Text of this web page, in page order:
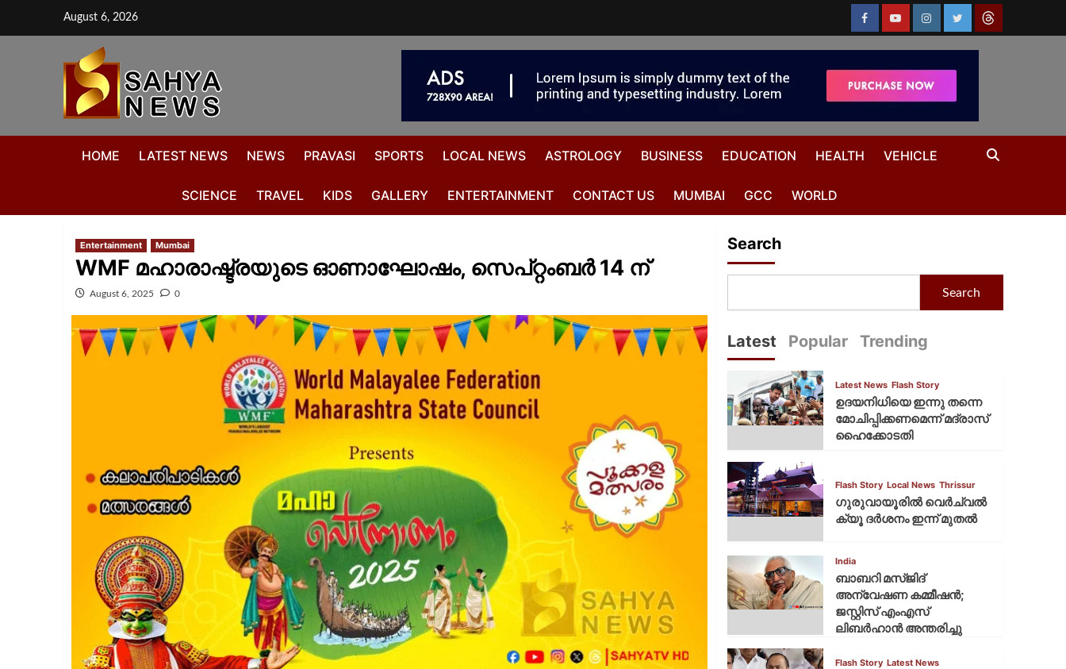
August 6, 2026
HOME LATEST NEWS NEWS PRAVASI SPORTS LOCAL NEWS ASTROLOGY BUSINESS EDUCATION HEALTH VEHICLE
SCIENCE TRAVEL KIDS GALLERY ENTERTAINMENT CONTACT US MUMBAI GCC WORLD
Entertainment Mumbai
WMF മഹാരാഷ്ട്രയുടെ ഓണാഘോഷം, സെപ്റ്റംബർ 14 ന്
August 6, 2025 0
Search
Search
Latest Popular Trending
Latest News Flash Story
ഉദയനിധിയെ ഇന്നു തന്നെ
മോചിപ്പിക്കണമെന്ന് മദ്രാസ്
ഹൈക്കോടതി
Flash Story Local News Thrissur
ഗുരുവായൂരില്‍ വെര്‍ച്വല്‍
ക്യൂ ദര്‍ശനം ഇന്ന് മുതല്‍
India
ബാബറി മസ്ജിദ്
അന്വേഷണ കമ്മീഷന്‍;
ജസ്റ്റിസ് എംഎസ്
ലിബര്‍ഹാന്‍ അന്തരിച്ചു
Flash Story Latest News